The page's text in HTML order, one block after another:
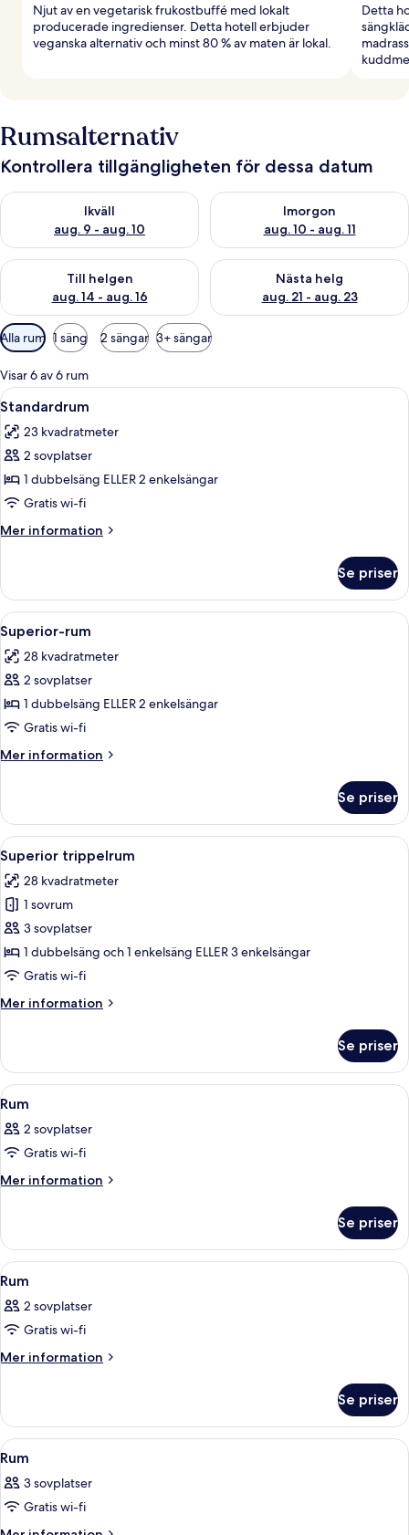
Njut av en vegetarisk frukostbuffé med lokalt
producerade ingredienser. Detta hotell erbjuder
veganska alternativ och minst 80 % av maten är lokal.
Detta
Rumsalternativ
Kontrollera tillgängligheten för dessa datum
Ikväll
aug. 9 - aug. 10
Kontrollera tillgängligheten för ikväll aug. 9 - aug. 10
Imorgon
aug. 10 - aug. 11
Kontrollera tillgängligheten
Till helgen
aug. 14 - aug. 16
Kontrollera tillgängligheten för den här helgen aug. 14 - aug.
Nästa helg
aug. 21 - aug. 23
Kontrollera tillgängligheten
Tillgängliga
filter
för
rum
Alla rum 1 säng 2 sängar 3+ sängar
Visar 6 av 6 rum
Öppna
alla
foton
för
Standardrum
Ett hotellrum med en stor säng, ett
14
Standardrum
23 kvadratmeter
2 sovplatser
1 dubbelsäng ELLER 2 enkelsängar
Gratis wi-fi
Mer information
Mer
Se priser
Öppna
alla
foton
för
Superior-
rum
Ett hotellrum med en stor säng, ett
13
Superior-rum
28 kvadratmeter
2 sovplatser
1 dubbelsäng ELLER 2 enkelsängar
Gratis wi-fi
Mer information
Mer
rum
Se priser
Öppna
alla
foton
för
Superior
trippelrum
Ett hotellrum med två sängar, ett
10
Superior trippelrum
28 kvadratmeter
1 sovrum
3 sovplatser
1 dubbelsäng och 1 enkelsäng ELLER 3 enkelsängar
Gratis wi-fi
Mer information
Mer
trippelrum
Se priser
Öppna
alla
foton
för
Rum
Ett hotellrum med en stor säng, ett
9
Rum
2 sovplatser
Gratis wi-fi
Mer information
Mer
Se priser
Öppna
alla
foton
för
Rum
Ett hotellrum med två sängar, ett
9
Rum
2 sovplatser
Gratis wi-fi
Mer information
Mer
Se priser
Öppna
alla
foton
för
Ett hotellrum med två sängar, ett
10
Rum
3 sovplatser
Gratis wi-fi